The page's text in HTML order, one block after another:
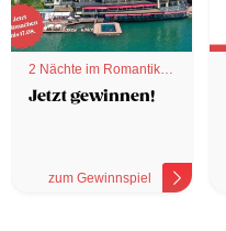
2 Nächte im Romantik
Hotel
Jetzt gewinnen!
zum Gewinnspiel